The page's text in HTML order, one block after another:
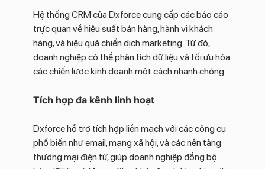
Hệ thống CRM của Dxforce cung cấp các báo cáo
trực quan về hiệu suất bán hàng, hành vi khách
hàng, và hiệu quả chiến dịch marketing. Từ đó,
doanh nghiệp có thể phân tích dữ liệu và tối ưu hóa
các chiến lược kinh doanh một cách nhanh chóng.
Tích hợp đa kênh linh hoạt
Dxforce hỗ trợ tích hợp liền mạch với các công cụ
phổ biến như email, mạng xã hội, và các nền tảng
thương mại điện tử, giúp doanh nghiệp đồng bộ